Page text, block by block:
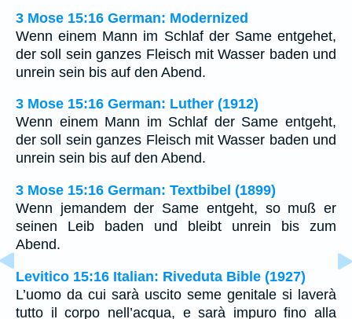
3 Mose 15:16 German: Modernized
Wenn einem Mann im Schlaf der Same entgehet,
der soll sein ganzes Fleisch mit Wasser baden und
unrein sein bis auf den Abend.
3 Mose 15:16 German: Luther (1912)
Wenn einem Mann im Schlaf der Same entgeht,
der soll sein ganzes Fleisch mit Wasser baden und
unrein sein bis auf den Abend.
3 Mose 15:16 German: Textbibel (1899)
Wenn jemandem der Same entgeht, so muß er
seinen Leib baden und bleibt unrein bis zum
Abend.
Levitico 15:16 Italian: Riveduta Bible (1927)
L’uomo da cui sarà uscito seme genitale si laverà
tutto il corpo nell’acqua, e sarà impuro fino alla